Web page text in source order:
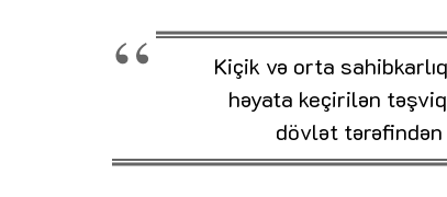
Kiçik və orta
həyata keçirilən
dövlət